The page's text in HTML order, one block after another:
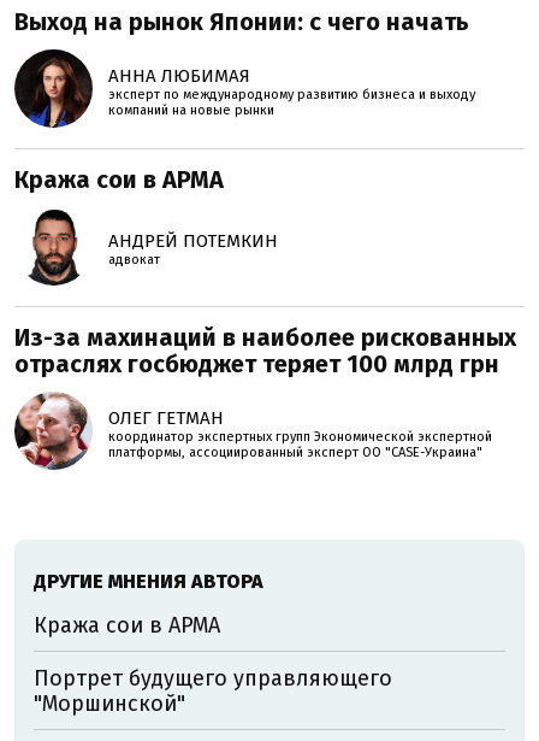
Выход на рынок Японии: с чего начать
АННА ЛЮБИМАЯ
эксперт по международному развитию бизнеса и выходу
компаний на новые рынки
Кража сои в АРМА
АНДРЕЙ ПОТЕМКИН
адвокат
Из-за махинаций в наиболее рискованных
отраслях госбюджет теряет 100 млрд грн
ОЛЕГ ГЕТМАН
координатор экспертных групп Экономической экспертной
платформы, ассоциированный эксперт ОО "CASE-Украина"
ДРУГИЕ МНЕНИЯ АВТОРА
Кража сои в АРМА
Портрет будущего управляющего
"Моршинской"